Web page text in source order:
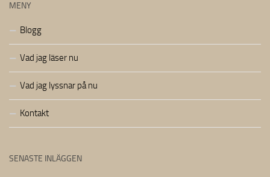
MENY
Blogg
Vad jag läser nu
Vad jag lyssnar på nu
Kontakt
SENASTE INLÄGGEN